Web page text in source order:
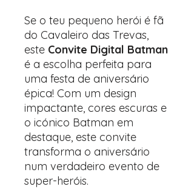
Se o teu pequeno herói é fã
do Cavaleiro das Trevas,
este Convite Digital Batman
é a escolha perfeita para
uma festa de aniversário
épica! Com um design
impactante, cores escuras e
o icónico Batman em
destaque, este convite
transforma o aniversário
num verdadeiro evento de
super-heróis.